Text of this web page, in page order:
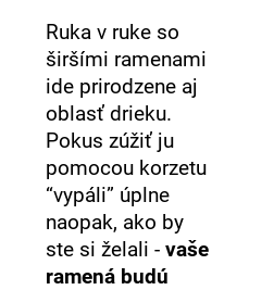
Ruka v ruke so
širšími ramenami
ide prirodzene aj
oblasť drieku.
Pokus zúžiť ju
pomocou korzetu
“vypáli” úplne
naopak, ako by
ste si želali -vaše
ramená budú